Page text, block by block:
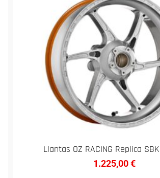
Llantas OZ RACING Replica
1.225,00€